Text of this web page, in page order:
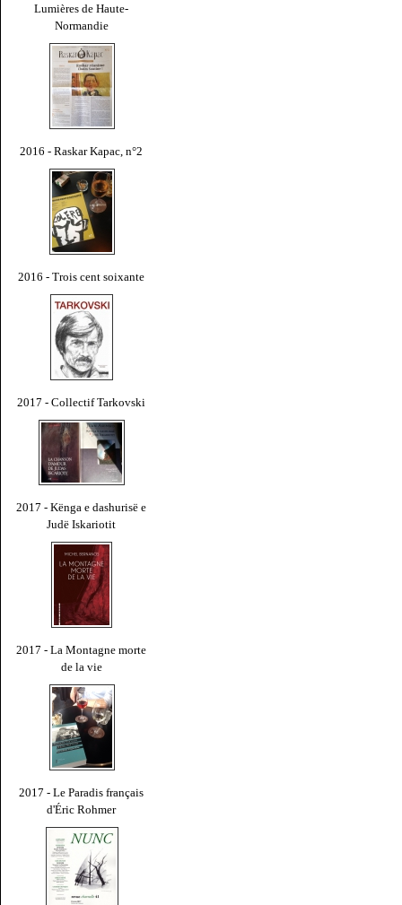
Lumières de Haute-
Normandie
2016 - Raskar Kapac, n°2
2016 - Trois cent soixante
2017 - Collectif Tarkovski
2017 - Kënga e dashurisë e
Judë Iskariotit
2017 - La Montagne morte
de la vie
2017 - Le Paradis français
d'Éric Rohmer